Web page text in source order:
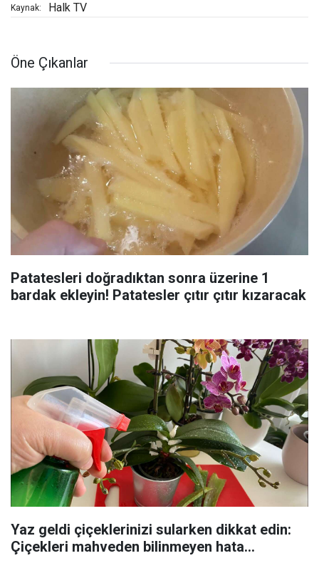
Kaynak: Halk TV
Öne Çıkanlar
Patatesleri doğradıktan sonra üzerine 1
bardak ekleyin! Patatesler çıtır çıtır kızaracak
Yaz geldi çiçeklerinizi sularken dikkat edin:
Çiçekleri mahveden bilinmeyen hata...